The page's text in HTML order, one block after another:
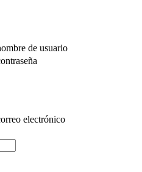
de usuario
electrónico